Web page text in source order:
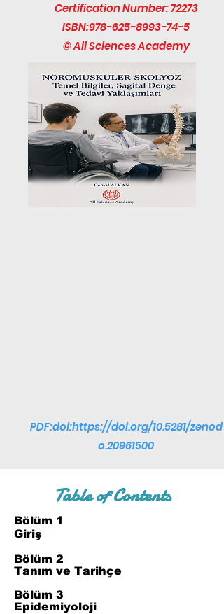
Certification Number: 72273
ISBN:978-625-8993-74-5
© All Sciences Academy
PDF:doi:https://doi.org/10.5281/zenod
o.20961500
Table of Contents
Bölüm 1
Giriş
Bölüm 2
Tanım ve Tarihçe
Bölüm 3
Epidemiyoloji